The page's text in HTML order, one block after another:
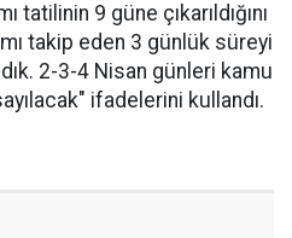
tatilinin 9 güne çıkarıldığını
takip eden 3 günlük süreyi
2-3-4 Nisan günleri kamu
ifadelerini kullandı.